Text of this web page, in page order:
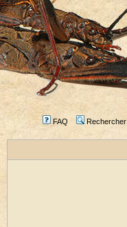
FAQ Rechercher